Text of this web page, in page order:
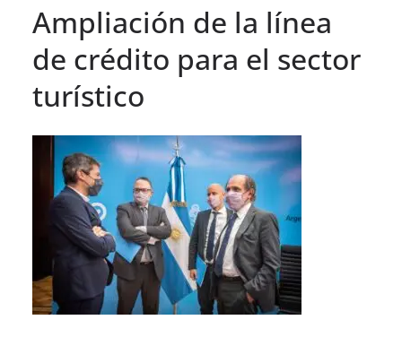
Ampliación de la línea
de crédito para el sector
turístico